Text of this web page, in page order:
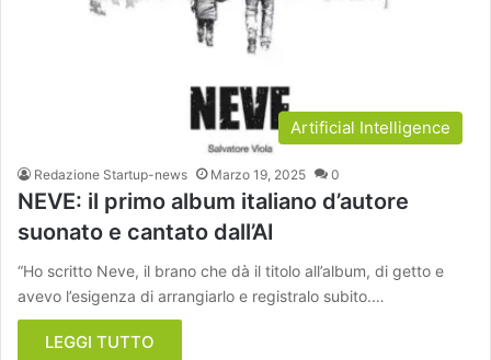
Artificial Intelligence
Redazione Startup-news Marzo 19, 2025 0
NEVE: il primo album italiano d’autore
suonato e cantato dall’AI
“Ho scritto Neve, il brano che dà il titolo all’album, di getto e
avevo l’esigenza di arrangiarlo e registralo subito.…
LEGGI TUTTO